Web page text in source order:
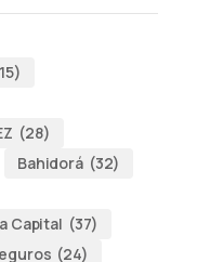
(28)
Bahidorá (32)
Capital (37)
(24)